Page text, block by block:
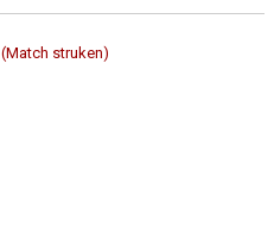
(Match struken)